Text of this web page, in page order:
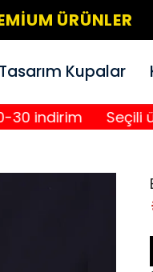
ÜRÜNLER
Kupalar
Seçili